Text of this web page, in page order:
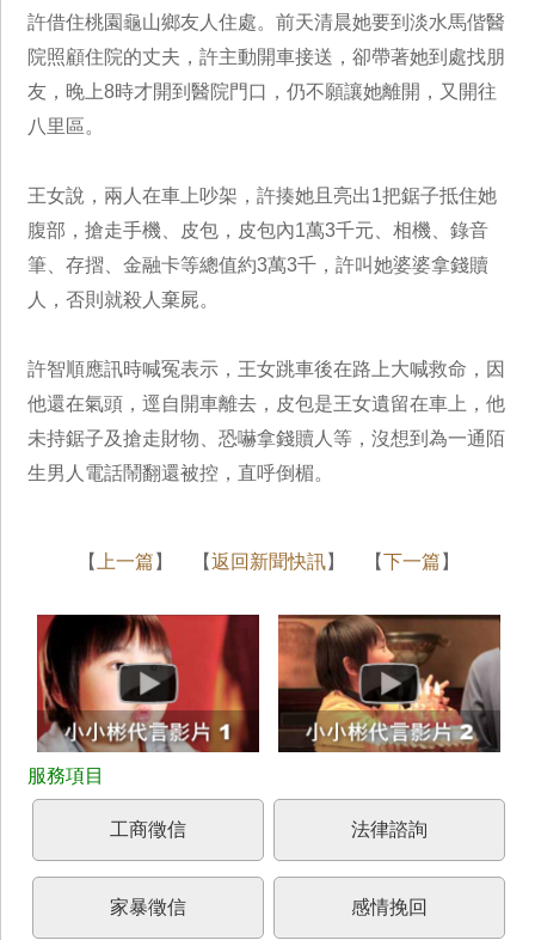
許借住桃園龜山鄉友人住處。前天清晨她要到淡水馬偕醫
院照顧住院的丈夫，許主動開車接送，卻帶著她到處找朋
友，晚上8時才開到醫院門口，仍不願讓她離開，又開往
八里區。
王女說，兩人在車上吵架，許揍她且亮出1把鋸子抵住她
腹部，搶走手機、皮包，皮包內1萬3千元、相機、錄音
筆、存摺、金融卡等總值約3萬3千，許叫她婆婆拿錢贖
人，否則就殺人棄屍。
許智順應訊時喊冤表示，王女跳車後在路上大喊救命，因
他還在氣頭，逕自開車離去，皮包是王女遺留在車上，他
未持鋸子及搶走財物、恐嚇拿錢贖人等，沒想到為一通陌
生男人電話鬧翻還被控，直呼倒楣。
【 上一篇 】 【返回新聞快訊】 【下一篇 】
工商徵信 法律諮詢
家暴徵信 感情挽回